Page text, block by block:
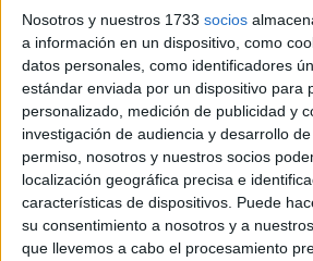
Nosotros y nuestros 1733 socios
a información en un dispositivo, como
datos personales, como identificadores
estándar enviada por un dispositivo para
personalizado, medición de publicidad y
investigación de audiencia y desarrollo
permiso, nosotros y nuestros socios
localización geográfica precisa e
características de dispositivos. Puede
su consentimiento a nosotros y a
que llevemos a cabo el procesamiento
Dos grupos de niños y niñas ha
Comuniónen Ceuta este sábado en
Francisco.
De esta manera, la céntrica iglesia
lamisay allí se han reunido los
pequeños, sus padres y seres
momento muy especial en las vidas